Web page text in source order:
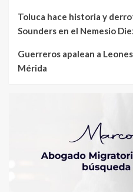
Toluca hace historia y
Sounders en el Nemesio
Guerreros apalean a
Mérida